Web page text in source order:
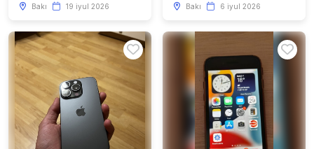
Bakı 19 iyul 2026 Bakı 6 iyul 2026